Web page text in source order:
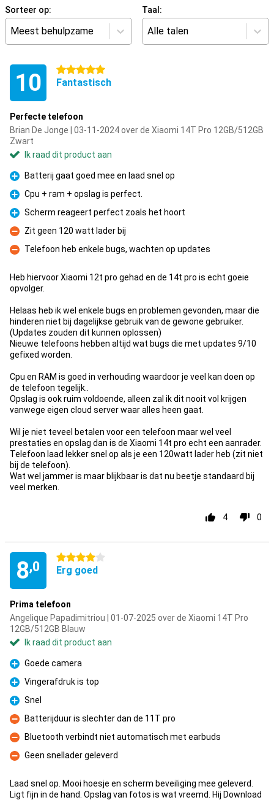
Sorteer op:
Meest behulpzame
Taal:
Alle talen
10 5 sterren
Fantastisch
Perfecte telefoon
Brian De Jonge | 03-11-2024 over de Xiaomi 14T Pro 12GB/512GB
Zwart
Ik raad dit product aan
Pluspunt
Batterij gaat goed mee en laad snel op
Pluspunt
Cpu + ram + opslag is perfect.
Pluspunt
Scherm reageert perfect zoals het hoort
Minpunt
Zit geen 120 watt lader bij
Minpunt
Telefoon heb enkele bugs, wachten op updates
Heb hiervoor Xiaomi 12t pro gehad en de 14t pro is echt goeie
opvolger.
Helaas heb ik wel enkele bugs en problemen gevonden, maar die
hinderen niet bij dagelijkse gebruik van de gewone gebruiker.
(Updates zouden dit kunnen oplossen)
Nieuwe telefoons hebben altijd wat bugs die met updates 9/10
gefixed worden.
Cpu en RAM is goed in verhouding waardoor je veel kan doen op
de telefoon tegelijk..
Opslag is ook ruim voldoende, alleen zal ik dit nooit vol krijgen
vanwege eigen cloud server waar alles heen gaat.
Wil je niet teveel betalen voor een telefoon maar wel veel
prestaties en opslag dan is de Xiaomi 14t pro echt een aanrader.
Telefoon laad lekker snel op als je een 120watt lader heb (zit niet
bij de telefoon).
Wat wel jammer is maar blijkbaar is dat nu beetje standaard bij
veel merken.
4 0
8,0
4 sterren
Erg goed
Prima telefoon
Angelique Papadimitriou | 01-07-2025 over de Xiaomi 14T Pro
12GB/512GB Blauw
Ik raad dit product aan
Pluspunt
Goede camera
Pluspunt
Vingerafdruk is top
Pluspunt
Snel
Minpunt
Batterijduur is slechter dan de 11T pro
Minpunt
Bluetooth verbindt niet automatisch met earbuds
Minpunt
Geen snellader geleverd
Laad snel op. Mooi hoesje en scherm beveiliging mee geleverd.
Ligt fijn in de hand. Opslag van fotos is wat vreemd. Hij Download